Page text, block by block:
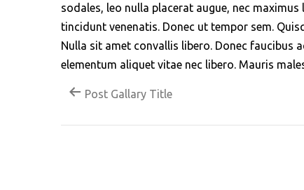
sodales, leo nulla placerat augue, nec
tincidunt venenatis. Donec ut tempor sem.
Nulla sit amet convallis libero. Donec faucibus
elementum aliquet vitae nec libero. Mauris
Post Gallary Title